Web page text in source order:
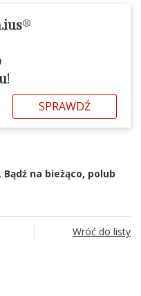
®
!
SPRAWDŹ
Bądź na bieżąco, polub
Wróć do listy